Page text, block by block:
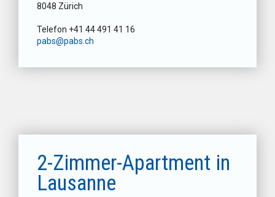
8048 Zürich
Telefon +41 44 491 41 16
pabs@pabs.ch
2-Zimmer-Apartment in
Lausanne